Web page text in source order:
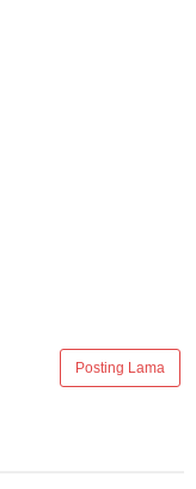
Posting Lama